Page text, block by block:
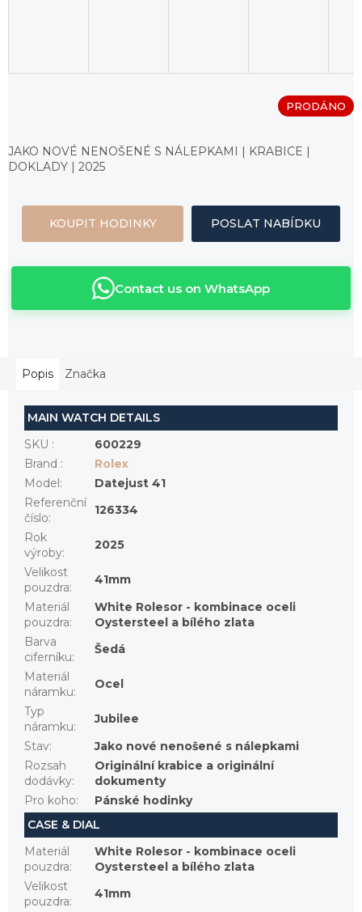
cena:
PRODÁNO
JAKO NOVÉ NENOŠENÉ S NÁLEPKAMI | KRABICE |
DOKLADY | 2025
KOUPIT HODINKY POSLAT NABÍDKU
Contact us on WhatsApp
Popis Značka
MAIN WATCH DETAILS
SKU :
600229
Brand :
Rolex
Model :
Datejust 41
Referenční
číslo:
126334
Rok
výroby:
2025
Velikost
pouzdra:
41mm
Materiál
pouzdra:
White Rolesor - kombinace oceli
Oystersteel a bílého zlata
Barva
ciferníku:
Šedá
Materiál
náramku:
Ocel
Typ
náramku:
Jubilee
Stav:
Jako nové nenošené s nálepkami
Rozsah
dodávky:
Originální krabice a originální
dokumenty
Pro koho:
Pánské hodinky
CASE & DIAL
Materiál
pouzdra:
White Rolesor - kombinace oceli
Oystersteel a bílého zlata
Velikost
pouzdra:
41mm